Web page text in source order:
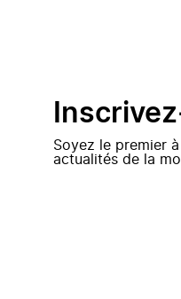
Soyez le premier
actualités de la